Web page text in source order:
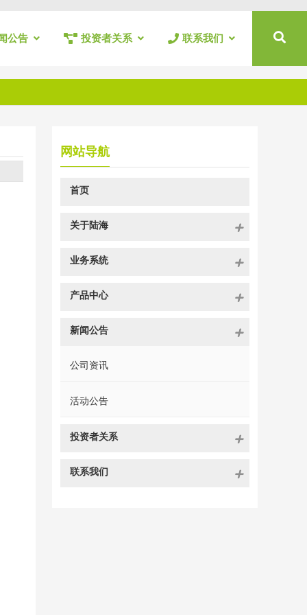
公告 投资者关系 联系我们
网站导航
首页
关于陆海
业务系统
产品中心
新闻公告
公司资讯
活动公告
投资者关系
联系我们